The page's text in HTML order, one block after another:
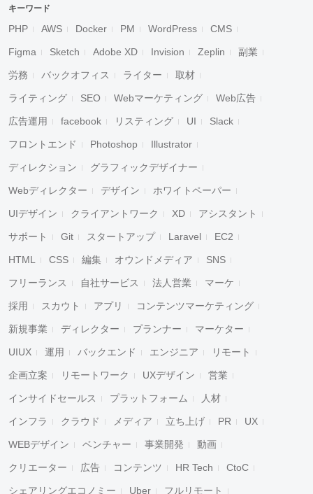
キーワード
PHP AWS Docker PM WordPress CMS
Figma Sketch Adobe XD Invision Zeplin 副業
労務 バックオフィス ライター 取材
ライティング SEO Webマーケティング Web広告
広告運用 facebook リスティング UI Slack
フロントエンド Photoshop Illustrator
ディレクション グラフィックデザイナー
Webディレクター デザイン ホワイトペーパー
UIデザイン クライアントワーク XD アシスタント
サポート Git スタートアップ Laravel EC2
HTML CSS 編集 オウンドメディア SNS
フリーランス 自社サービス 法人営業 マーケ
採用 スカウト アプリ コンテンツマーケティング
新規事業 ディレクター プランナー マーケター
UIUX 運用 バックエンド エンジニア リモート
企画立案 リモートワーク UXデザイン 営業
インサイドセールス プラットフォーム 人材
インフラ クラウド メディア 立ち上げ PR UX
WEBデザイン ベンチャー 事業開発 動画
クリエーター 広告 コンテンツ HR Tech CtoC
シェアリングエコノミー Uber フルリモート